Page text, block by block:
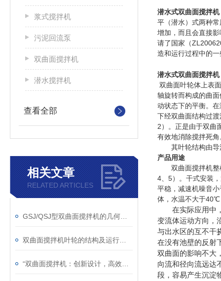
浆式搅拌机
污泥回流泵
双曲面搅拌机
潜水搅拌机
查看全部
相关文章
RELATED ARTICLES
潜水式双曲面搅拌
平（潜水）式两种
增加，而且会直接
请了国家（
造和运行过程中的
潜水式双曲面搅拌
双曲面叶轮体上表
轴旋转而构成的曲
动状态下的平衡。
下经双曲面结构过
2）。正是由于双曲
有效地消除搅拌死
其叶轮结构由导
产品用途
双曲面搅拌机整机
4、5）。干式安装
平稳，减速机噪音
体，水温不大于40℃
在实际应用中，
变流体运动方向，
与出水区的互不干
在没有池壁的反射
双曲面的影响不大
向流和径向流远达
段，容易产生沉淀